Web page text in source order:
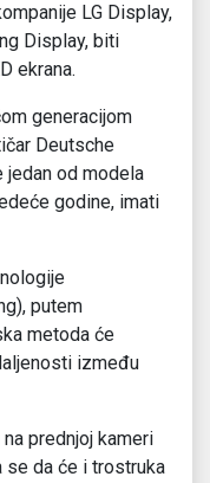
LG Display,
Display, biti
ekrana.
generacijom
Deutsche
jedan od modela
godine, imati
putem
metoda će
između
prednjoj kameri
se da će i trostruka